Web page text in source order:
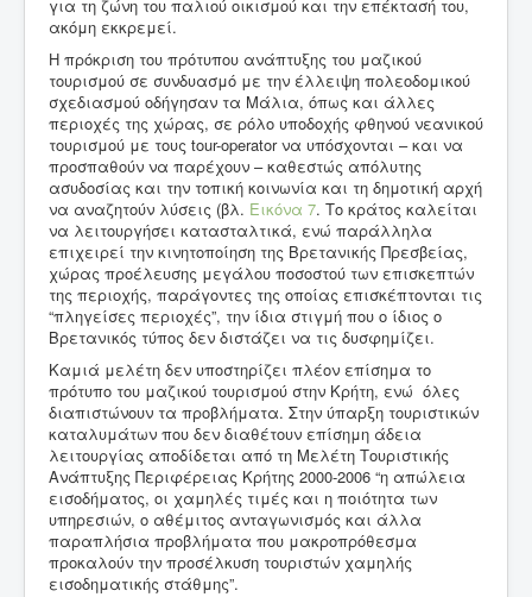
για τη ζώνη του παλιού οικισμού και την επέκτασή του,
ακόμη εκκρεμεί.
Η πρόκριση του πρότυπου ανάπτυξης του μαζικού
τουρισμού σε συνδυασμό με την έλλειψη πολεοδομικού
σχεδιασμού οδήγησαν τα Μάλια, όπως και άλλες
περιοχές της χώρας, σε ρόλο υποδοχής φθηνού νεανικού
τουρισμού με τους tour-operator να υπόσχονται – και να
προσπαθούν να παρέχουν – καθεστώς απόλυτης
ασυδοσίας και την τοπική κοινωνία και τη δημοτική αρχή
να αναζητούν λύσεις (βλ. Εικόνα 7. Το κράτος καλείται
να λειτουργήσει κατασταλτικά, ενώ παράλληλα
επιχειρεί την κινητοποίηση της Βρετανικής Πρεσβείας,
χώρας προέλευσης μεγάλου ποσοστού των επισκεπτών
της περιοχής, παράγοντες της οποίας επισκέπτονται τις
“πληγείσες περιοχές”, την ίδια στιγμή που ο ίδιος ο
Βρετανικός τύπος δεν διστάζει να τις δυσφημίζει.
Καμιά μελέτη δεν υποστηρίζει πλέον επίσημα το
πρότυπο του μαζικού τουρισμού στην Κρήτη, ενώ όλες
διαπιστώνουν τα προβλήματα. Στην ύπαρξη τουριστικών
καταλυμάτων που δεν διαθέτουν επίσημη άδεια
λειτουργίας αποδίδεται από τη Μελέτη Τουριστικής
Ανάπτυξης Περιφέρειας Κρήτης 2000-2006 “η απώλεια
εισοδήματος, οι χαμηλές τιμές και η ποιότητα των
υπηρεσιών, ο αθέμιτος ανταγωνισμός και άλλα
παραπλήσια προβλήματα που μακροπρόθεσμα
προκαλούν την προσέλκυση τουριστών χαμηλής
εισοδηματικής στάθμης”.